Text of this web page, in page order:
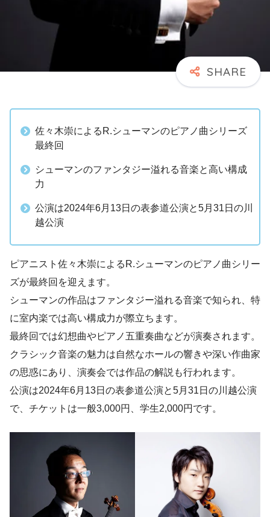
佐々木崇によるR.シューマンのピアノ曲シリーズ
最終回
シューマンのファンタジー溢れる音楽と高い構成
力
公演は2024年6月13日の表参道公演と5月31日の川
越公演
ピアニスト佐々木崇によるR.シューマンのピアノ曲シリー
ズが最終回を迎えます。
シューマンの作品はファンタジー溢れる音楽で知られ、特
に室内楽では高い構成力が際立ちます。
最終回では幻想曲やピアノ五重奏曲などが演奏されます。
クラシック音楽の魅力は自然なホールの響きや深い作曲家
の思惑にあり、演奏会では作品の解説も行われます。
公演は2024年6月13日の表参道公演と5月31日の川越公演
で、チケットは一般3,000円、学生2,000円です。